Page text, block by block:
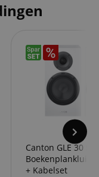
Canton GLE 30 S2
+ Kabelset